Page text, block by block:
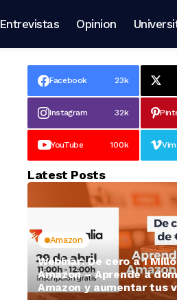
Entrevistas Opinion
Facebook 23k
Instagram 32k
YouTube 100k
Latest Posts
Amazon
Webinar: De cero a 1
Amazon – Aprende a
Amazon y aumentar tus